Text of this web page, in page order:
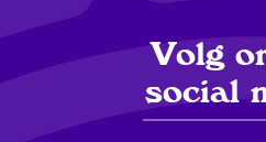
Volg
social